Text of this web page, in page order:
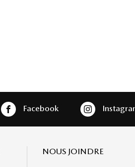
Facebook
NOUS JOINDRE